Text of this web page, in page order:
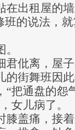
在出租屋的
的说法，
君仳离，屋
的街舞班因
“把通盘的怨
女儿病了。
膝盖痛，接